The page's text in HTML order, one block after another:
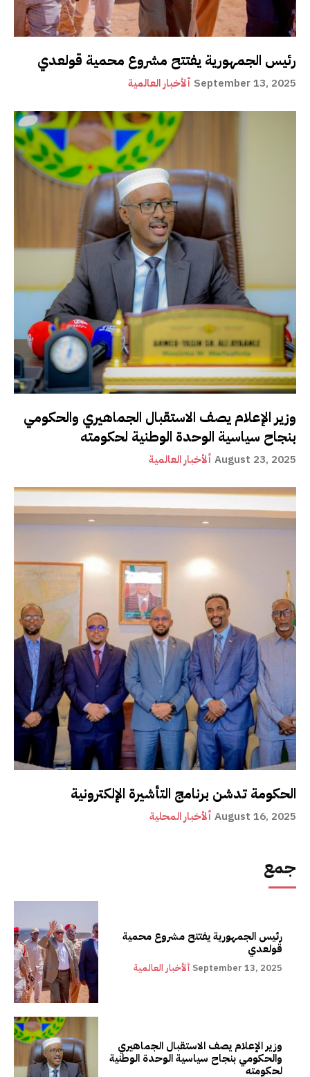
رئيس الجمهورية يفتتح مشروع محمية قولعدي
ألأخبار العالمية September 13, 2025
وزير الإعلام يصف الاستقبال الجماهيري والحكومي
بنجاح سياسية الوحدة الوطنية لحكومته
ألأخبار العالمية August 23, 2025
الحكومة تدشن برنامج التأشيرة الإلكترونية
ألأخبار المحلية August 16, 2025
جمع
رئيس الجمهورية يفتتح مشروع محمية
قولعدي
ألأخبار العالمية September 13, 2025
وزير الإعلام يصف الاستقبال الجماهيري
والحكومي بنجاح سياسية الوحدة الوطنية
لحكومته